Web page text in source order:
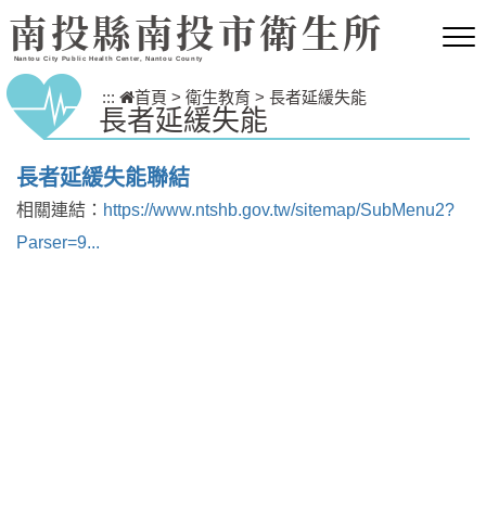
跳到主要內容區塊
南投縣南投市衛生所
Nantou City Public Health Center, Nantou County
::: 首頁 > 衛生教育 > 長者延緩失能
長者延緩失能
長者延緩失能聯結
相關連結： https://www.ntshb.gov.tw/sitemap/SubMenu2?
Parser=9...